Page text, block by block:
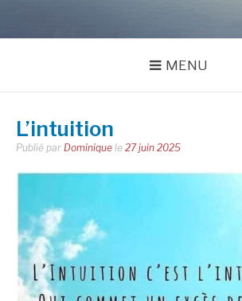
MENU
L’intuition
Publié par Dominique le 27 juin 2025